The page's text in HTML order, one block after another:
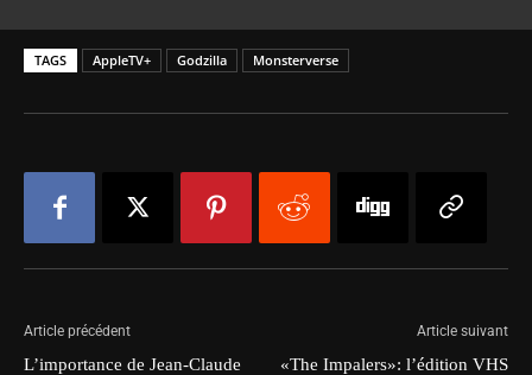
TAGS AppleTV+ Godzilla Monsterverse
Article précédent
L’importance de Jean-Claude
Article suivant
«The Impalers»: l’édition VHS